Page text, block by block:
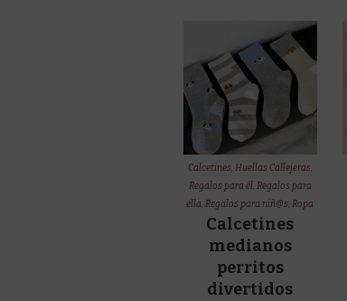
Calcetines, Huellas Callejeras,
Regalos para él, Regalos para
ella,Regalos para niñ@s,Ropa
Calcetines
medianos
perritos
divertidos